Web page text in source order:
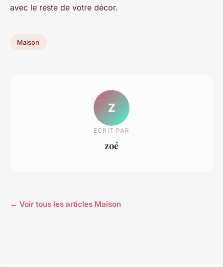
avec le reste de votre décor.
Maison
Z
ECRIT PAR
zoé
← Voir tous les articles Maison